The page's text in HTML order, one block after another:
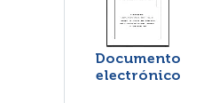
Documento
electrónico